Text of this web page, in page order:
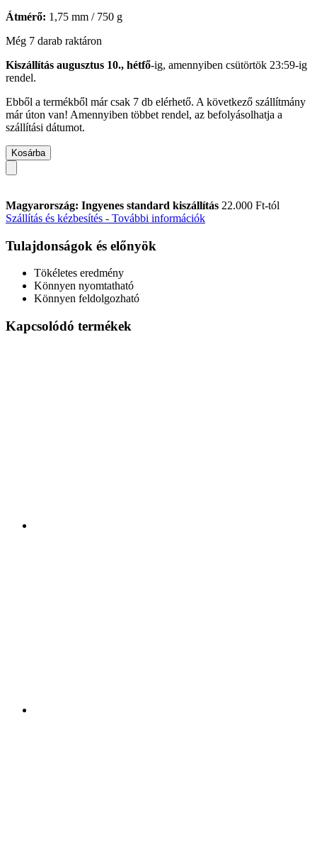
Átmérő: 1,75 mm / 750 g
Még 7 darab raktáron
Kiszállítás augusztus 10., hétfő-ig, amennyiben csütörtök 23:59-ig
rendel.
Ebből a termékből már csak 7 db elérhető. A következő szállítmány
már úton van! Amennyiben többet rendel, az befolyásolhatja a
szállítási dátumot.
Kosárba
Magyarország: Ingyenes standard kiszállítás 22.000 Ft-tól
Szállítás és kézbesítés - További információk
Tulajdonságok és előnyök
Tökéletes eredmény
Könnyen nyomtatható
Könnyen feldolgozható
Kapcsolódó termékek